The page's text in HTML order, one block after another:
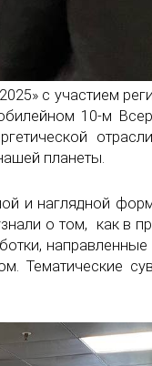
с участием
10-м
планеты.
и наглядной
о том, как в
Тематические